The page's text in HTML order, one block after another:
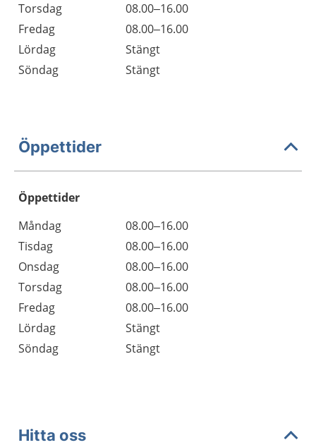
Torsdag
08.00–16.00
Fredag
08.00–16.00
Lördag
Stängt
Söndag
Stängt
Öppettider
Öppettider
Dag
Öppettider
Kommentarer
Måndag
08.00–16.00
Tisdag
08.00–16.00
Onsdag
08.00–16.00
Torsdag
08.00–16.00
Fredag
08.00–16.00
Lördag
Stängt
Söndag
Stängt
Hitta oss